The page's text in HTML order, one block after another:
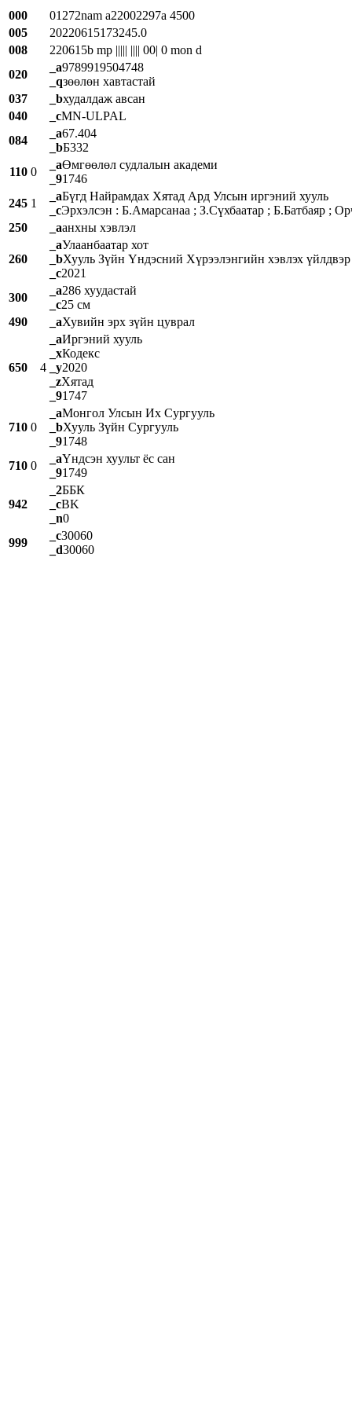
000
01272nam a22002297a 4500
005
20220615173245.0
008
220615b mp ||||| |||| 00| 0 mon d
020
_a9789919504748
_qзөөлөн хавтастай
037
_bхудалдаж авсан
040
_cMN-ULPAL
084
_a67.404
_bБ332
110 0
_aӨмгөөлөл судлалын академи
_91746
245 1
_aБүгд Найрамдах Хятад Ард Улсын иргэний хууль
_cЭрхэлсэн : Б.Амарсанаа ; З.Сүхбаатар ; Б.Батбаяр ;
250
_aанхны хэвлэл
260
_aУлаанбаатар хот
_bХууль Зүйн Үндэсний Хүрээлэнгийн хэвлэх үйлдвэр
_c2021
300
_a286 хуудастай
_c25 см
490
_aХувийн эрх зүйн цуврал
650 4
_aИргэний хууль
_xКодекс
_y2020
_zХятад
_91747
710 0
_aМонгол Улсын Их Сургууль
_bХууль Зүйн Сургууль
_91748
710 0
_aҮндсэн хуульт ёс сан
_91749
942
_2ББК
_cBK
_n0
999
_c30060
_d30060